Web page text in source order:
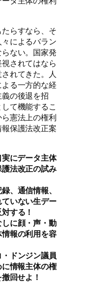
らすなら、そ
によるバラン
ない。国家発
されてはなら
れてきた。人
る一方的な経
の後退を招
て機能するこ
憲法上の権利
保護法改正案
にデータ主体
法改正の試み
、通信情報、
いない生デー
する！
に顔・声・動
報の利用を容
ドンジン議員
情報主体の権
回せよ！